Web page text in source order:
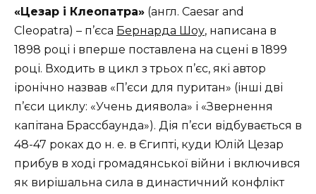
«Цезар і Клеопатра» (англ. Caesar and
Cleopatra) – п’єса Бернарда Шоу, написана в
1898 році і вперше поставлена ​​на сцені в 1899
році. Входить в цикл з трьох п’єс, які автор
іронічно назвав «П’єси для пуритан» (інші дві
п’єси циклу: «Учень диявола» і «Звернення
капітана Брассбаунда»). Дія п’єси відбувається в
48-47 роках до н. е. в Єгипті, куди Юлій Цезар
прибув в ході громадянської війни і включився
як вирішальна сила в династичний конфлікт